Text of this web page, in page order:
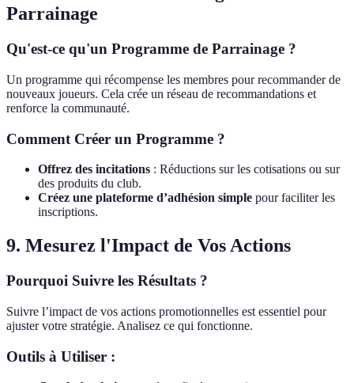
Parrainage
Qu'est-ce qu'un Programme de Parrainage ?
Un programme qui récompense les membres pour recommander de
nouveaux joueurs. Cela crée un réseau de recommandations et
renforce la communauté.
Comment Créer un Programme ?
Offrez des incitations : Réductions sur les cotisations ou sur
des produits du club.
Créez une plateforme d’adhésion simple pour faciliter les
inscriptions.
9. Mesurez l'Impact de Vos Actions
Pourquoi Suivre les Résultats ?
Suivre l’impact de vos actions promotionnelles est essentiel pour
ajuster votre stratégie. Analisez ce qui fonctionne.
Outils à Utiliser :